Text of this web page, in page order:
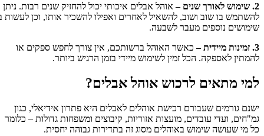
אוהל אבלים איכותי יכול להחזיק שנים רבות. ניתן
להשתמש בו שוב ושוב, להשאיל לאחרים ואפילו להשכיר אותו, וכן לעשות בו
שימושים נוספים מעבר לשבעה.
כאשר האוהל ברשותכם, אין צורך לחפש ספקים או
להמתין לאספקה. הכל זמין לשימוש מיידי בזמן הרגיש ביותר.
למי מתאים לרכוש אוהל אבלים?
ישנם גורמים שעבורם רכישת אוהלים לאבלים היא פתרון אידיאלי, כגון
גמ"חים, ועדי עובדים, מועצות אזוריות, קיבוצים ומשפחות גדולות – כלומר
כל מי שעושה שימוש באוהלים מסוג זה בתדירות גבוהה יחסית.